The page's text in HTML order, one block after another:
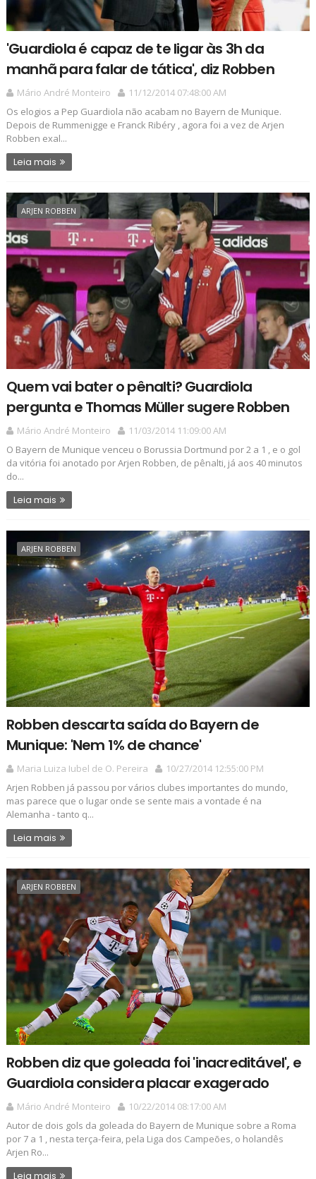
'Guardiola é capaz de te ligar às 3h da
manhã para falar de tática', diz Robben
Mário André Monteiro
11/12/2014 07:48:00 AM
Os elogios a Pep Guardiola não acabam no Bayern de Munique.
Depois de Rummenigge e Franck Ribéry , agora foi a vez de Arjen
Robben exal...
Leia mais
ARJEN ROBBEN
Quem vai bater o pênalti? Guardiola
pergunta e Thomas Müller sugere Robben
Mário André Monteiro
11/03/2014 11:09:00 AM
O Bayern de Munique venceu o Borussia Dortmund por 2 a 1 , e o gol
da vitória foi anotado por Arjen Robben, de pênalti, já aos 40 minutos
do...
Leia mais
ARJEN ROBBEN
Robben descarta saída do Bayern de
Munique: 'Nem 1% de chance'
Maria Luiza Iubel de O. Pereira
10/27/2014 12:55:00 PM
Arjen Robben já passou por vários clubes importantes do mundo,
mas parece que o lugar onde se sente mais a vontade é na
Alemanha - tanto q...
Leia mais
ARJEN ROBBEN
Robben diz que goleada foi 'inacreditável', e
Guardiola considera placar exagerado
Mário André Monteiro
10/22/2014 08:17:00 AM
Autor de dois gols da goleada do Bayern de Munique sobre a Roma
por 7 a 1 , nesta terça-feira, pela Liga dos Campeões, o holandês
Arjen Ro...
Leia mais